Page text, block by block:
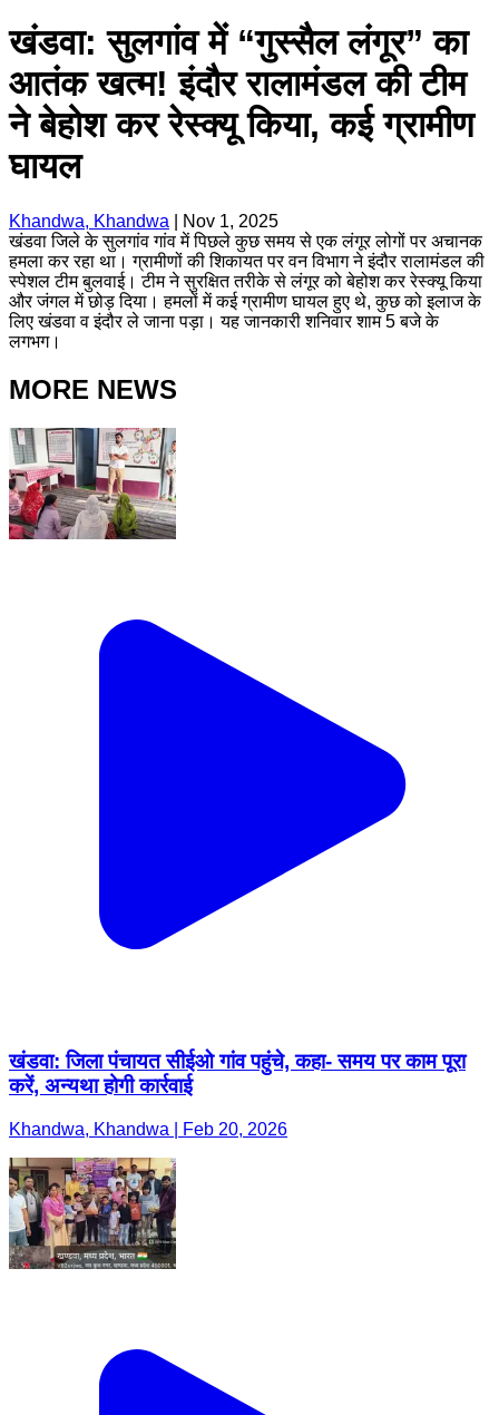
खंडवा: सुलगांव में “गुस्सैल लंगूर” का
आतंक खत्म! इंदौर रालामंडल की टीम
ने बेहोश कर रेस्क्यू किया, कई ग्रामीण
घायल
Khandwa, Khandwa
Nov 1, 2025
खंडवा जिले के सुलगांव गांव में पिछले कुछ समय से एक लंगूर लोगों पर अचानक
हमला कर रहा था। ग्रामीणों की शिकायत पर वन विभाग ने इंदौर रालामंडल की
स्पेशल टीम बुलवाई। टीम ने सुरक्षित तरीके से लंगूर को बेहोश कर रेस्क्यू किया
और जंगल में छोड़ दिया। हमलों में कई ग्रामीण घायल हुए थे, कुछ को इलाज के
लिए खंडवा व इंदौर ले जाना पड़ा। यह जानकारी शनिवार शाम 5 बजे के
लगभग।
MORE NEWS
खंडवा: जिला पंचायत सीईओ गांव पहुंचे, कहा- समय पर काम पूरा
करें, अन्यथा होगी कार्रवाई
Khandwa, Khandwa | Feb 20, 2026